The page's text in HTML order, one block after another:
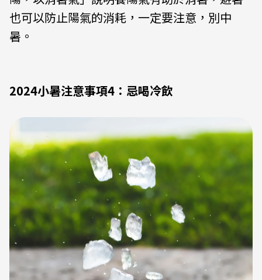
也可以防止陽氣的消耗，一定要注意，別中
暑。
2024小暑注意事項4：忌喝冷飲